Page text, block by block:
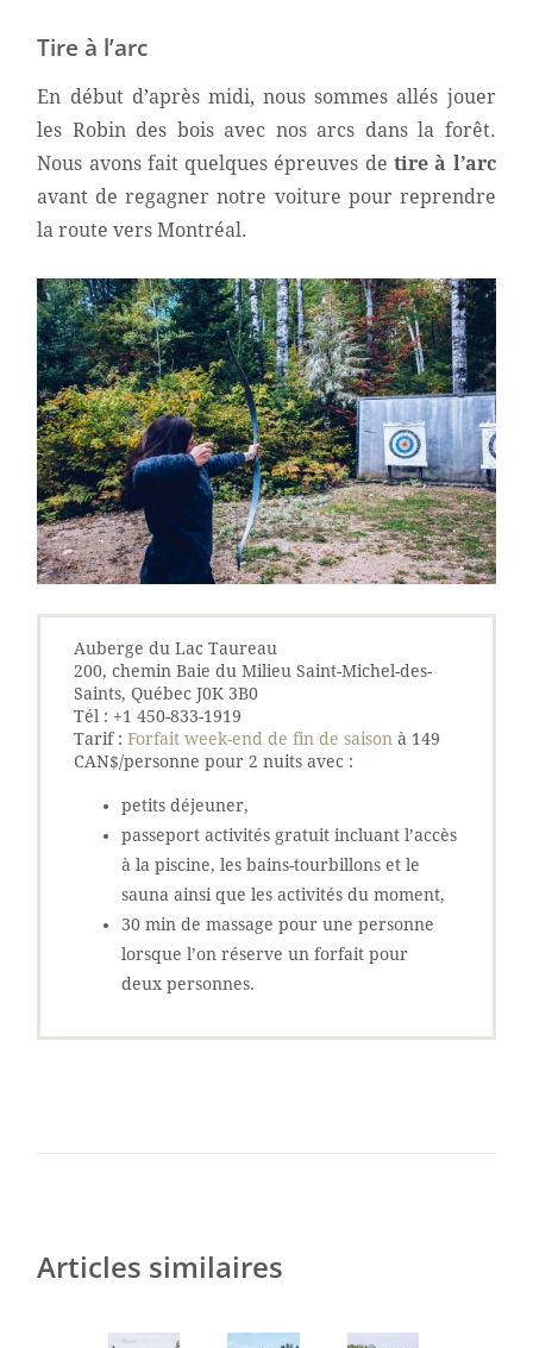
Tire à l’arc
En début d’après midi, nous sommes allés jouer
les Robin des bois avec nos arcs dans la forêt.
Nous avons fait quelques épreuves detire à l’arc
avant de regagner notre voiture pour reprendre
la route vers Montréal.
Auberge du Lac Taureau
200, chemin Baie du Milieu Saint-Michel-des-
Saints, Québec J0K 3B0
Tél : +1 450-833-1919
Tarif : Forfait week-end de fin de saison à 149
CAN$/personne pour 2 nuits avec :
petits déjeuner,
passeport activités gratuit incluant l’accès
à la piscine, les bains-tourbillons et le
sauna ainsi que les activités du moment,
30 min de massage pour une personne
lorsque l’on réserve un forfait pour
deux personnes.
Articles similaires